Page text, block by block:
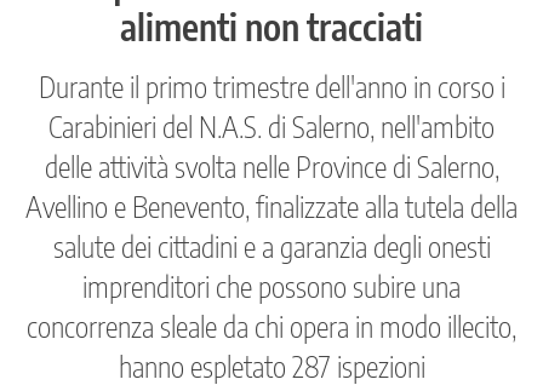
alimenti non tracciati
Durante il primo trimestre dell'anno in corso i
Carabinieri del N.A.S. di Salerno, nell'ambito
delle attività svolta nelle Province di Salerno,
Avellino e Benevento, finalizzate alla tutela della
salute dei cittadini e a garanzia degli onesti
imprenditori che possono subire una
concorrenza sleale da chi opera in modo illecito,
hanno espletato 287 ispezioni